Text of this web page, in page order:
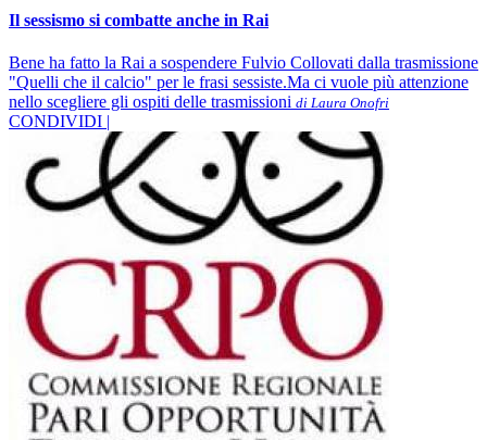
Il sessismo si combatte anche in Rai
Bene ha fatto la Rai a sospendere Fulvio Collovati dalla trasmissione
"Quelli che il calcio" per le frasi sessiste.Ma ci vuole più attenzione
nello scegliere gli ospiti delle trasmissioni di Laura Onofri
CONDIVIDI |